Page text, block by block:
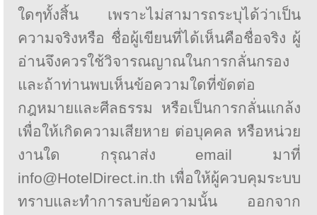
ใดๆทั้งสิ้น เพราะไม่สามารถระบุได้ว่าเป็น
ความจริงหรือ ชื่อผู้เขียนที่ได้เห็นคือชื่อจริง ผู้
อ่านจึงควรใช้วิจารณญาณในการกลั่นกรอง
และถ้าท่านพบเห็นข้อความใดที่ขัดต่อ
กฎหมายและศีลธรรม หรือเป็นการกลั่นแกล้ง
เพื่อให้เกิดความเสียหาย ต่อบุคคล หรือหน่วย
งานใด กรุณาส่ง email มาที่
info@HotelDirect.in.th เพื่อให้ผู้ควบคุมระบบ
ทราบและทำการลบข้อความนั้น ออกจาก